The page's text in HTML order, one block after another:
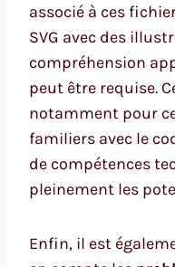
associé à ces
SVG avec des
compréhension
peut être requise.
notamment pour
familiers avec le
de compétences
pleinement les
Enfin, il est